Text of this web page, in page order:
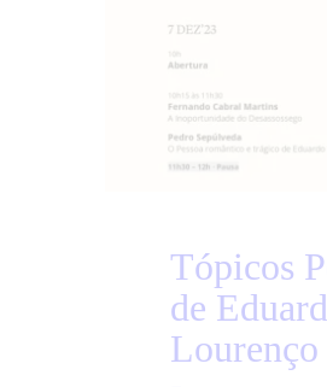
Tópicos
de
Lourenço